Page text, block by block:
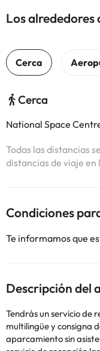
Los
Cerca
National Space
Todas las distancias
distancias de viaje
Condiciones
Te informamos que
Descripción del
Tendrás un servicio de
multilingüe y consigna
aparcamiento sin